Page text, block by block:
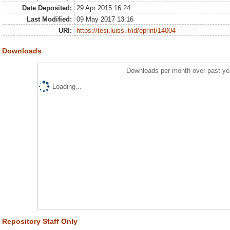
Date Deposited:
29 Apr 2015 16:24
Last Modified:
09 May 2017 13:16
URI:
https://tesi.luiss.it/id/eprint/14004
Downloads
Downloads per month over past
Loading...
Repository Staff Only